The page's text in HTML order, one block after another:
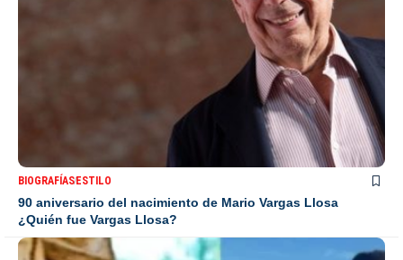
BIOGRAFÍASESTILO
90 aniversario del nacimiento de Mario Vargas Llosa
¿Quién fue Vargas Llosa?